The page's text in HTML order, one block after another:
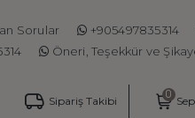
Sorular +905497835314
Öneri, Teşekkür ve
Sipariş Takibi